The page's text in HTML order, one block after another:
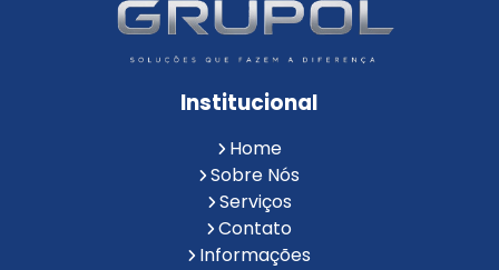
Monitoramento de Alarme 24 Horas
Portaria e Limpeza
Portaria Inteligente
Portaria Remota
Reconhecimento Facial em Condomínios
Reconhecimento Facial para Condomínios
Reconhecimento Facial para Portaria
Reconhecimento Facial Portaria
Serviço de Limpeza Terceirizado
Serviço de Portaria e Limpeza
Institucional
Home
Sobre Nós
Serviços
Contato
Informações